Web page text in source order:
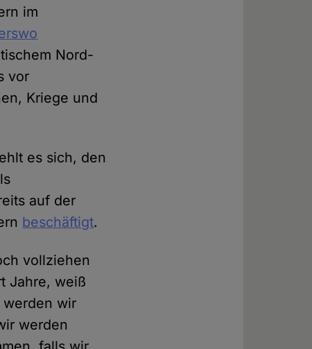
im
Nord-
vor
Kriege und
es sich, den
auf der
beschäftigt.
vollziehen
Jahre, weiß
werden wir
werden